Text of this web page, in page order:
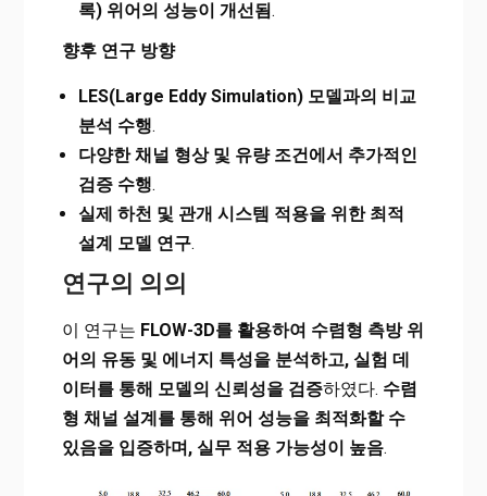
록) 위어의 성능이 개선됨.
향후 연구 방향
LES(Large Eddy Simulation) 모델과의 비교
분석 수행.
다양한 채널 형상 및 유량 조건에서 추가적인
검증 수행.
실제 하천 및 관개 시스템 적용을 위한 최적
설계 모델 연구.
연구의 의의
이 연구는 FLOW-3D를 활용하여 수렴형 측방 위
어의 유동 및 에너지 특성을 분석하고, 실험 데
이터를 통해 모델의 신뢰성을 검증하였다. 수렴
형 채널 설계를 통해 위어 성능을 최적화할 수
있음을 입증하며, 실무 적용 가능성이 높음.